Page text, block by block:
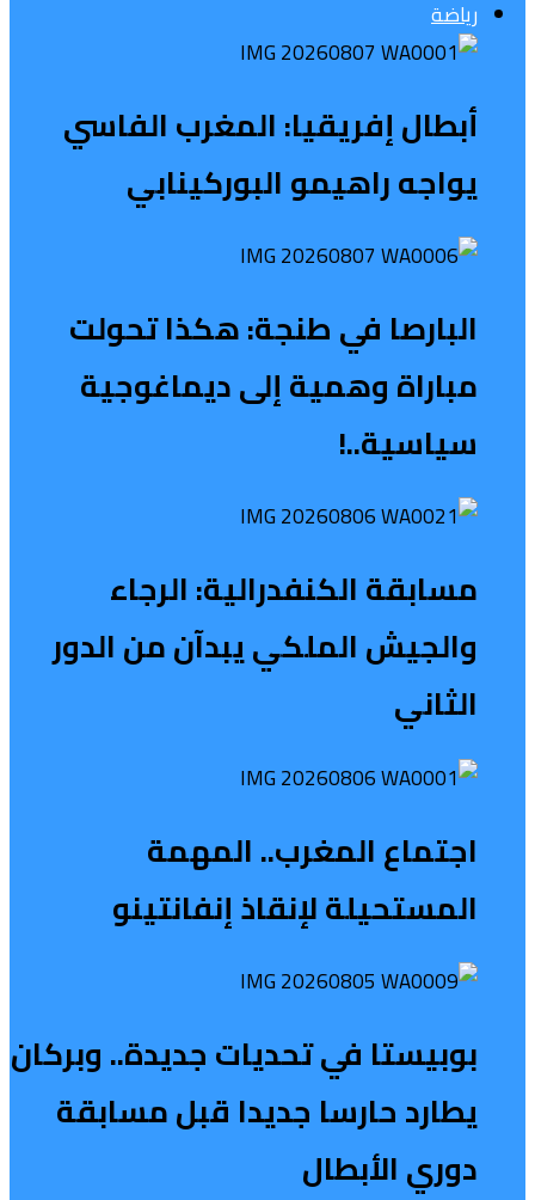
رياضة
أبطال إفريقيا: المغرب الفاسي
يواجه راهيمو البوركينابي
البارصا في طنجة: هكذا تحولت
مباراة وهمية إلى ديماغوجية
سياسية..!
مسابقة الكنفدرالية: الرجاء
والجيش الملكي يبدآن من الدور
الثاني
اجتماع المغرب.. المهمة
المستحيلة لإنقاذ إنفانتينو
بوبيستا في تحديات جديدة.. وبركان
يطارد حارسا جديدا قبل مسابقة
دوري الأبطال